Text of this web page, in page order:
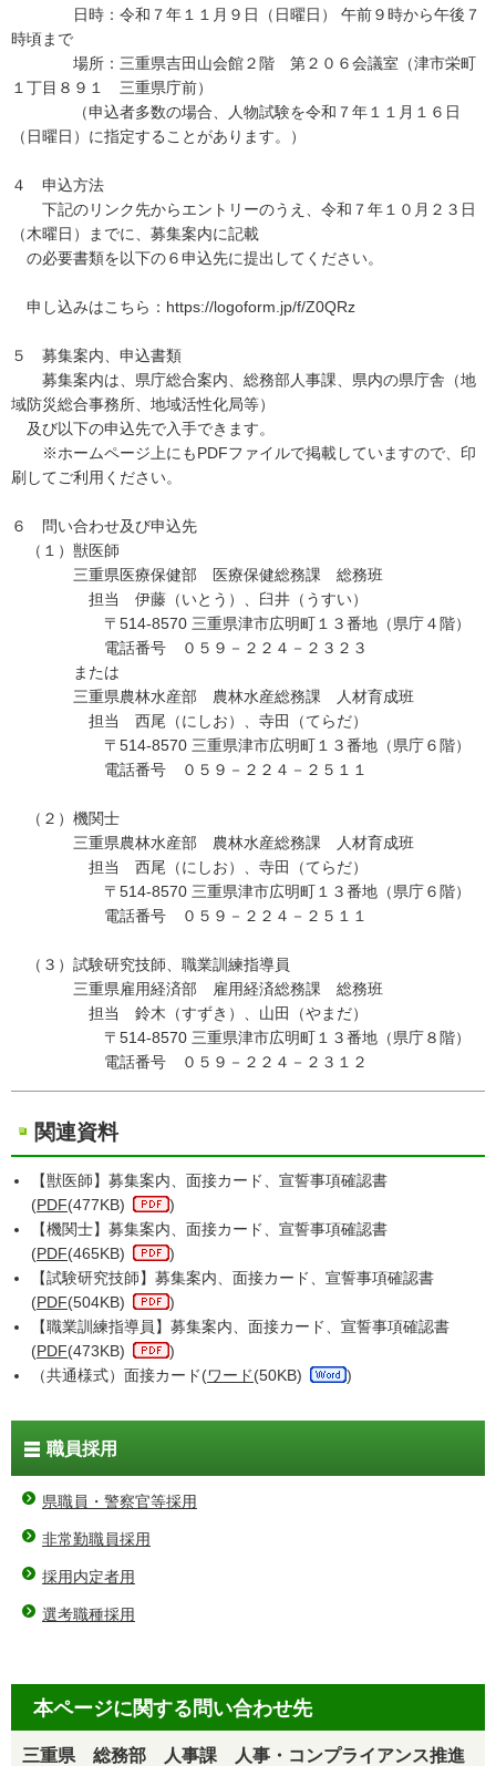
日時：令和７年１１月９日（日曜日） 午前９時から午後７
時頃まで
場所：三重県吉田山会館２階 第２０６会議室（津市栄町
１丁目８９１ 三重県庁前）
（申込者多数の場合、人物試験を令和７年１１月１６日
（日曜日）に指定することがあります。）
４ 申込方法
下記のリンク先からエントリーのうえ、令和７年１０月２３日
（木曜日）までに、募集案内に記載
の必要書類を以下の６申込先に提出してください。
申し込みはこちら：https://logoform.jp/f/Z0QRz
５ 募集案内、申込書類
募集案内は、県庁総合案内、総務部人事課、県内の県庁舎（地
域防災総合事務所、地域活性化局等）
及び以下の申込先で入手できます。
※ホームページ上にもPDFファイルで掲載していますので、印
刷してご利用ください。
６ 問い合わせ及び申込先
（１）獣医師
三重県医療保健部 医療保健総務課 総務班
担当 伊藤（いとう）、臼井（うすい）
〒514-8570 三重県津市広明町１３番地（県庁４階）
電話番号 ０５９－２２４－２３２３
または
三重県農林水産部 農林水産総務課 人材育成班
担当 西尾（にしお）、寺田（てらだ）
〒514-8570 三重県津市広明町１３番地（県庁６階）
電話番号 ０５９－２２４－２５１１
（２）機関士
三重県農林水産部 農林水産総務課 人材育成班
担当 西尾（にしお）、寺田（てらだ）
〒514-8570 三重県津市広明町１３番地（県庁６階）
電話番号 ０５９－２２４－２５１１
（３）試験研究技師、職業訓練指導員
三重県雇用経済部 雇用経済総務課 総務班
担当 鈴木（すずき）、山田（やまだ）
〒514-8570 三重県津市広明町１３番地（県庁８階）
電話番号 ０５９－２２４－２３１２
関連資料
【獣医師】募集案内、面接カード、宣誓事項確認書
(PDF(477KB)
)
【機関士】募集案内、面接カード、宣誓事項確認書
(PDF(465KB)
)
【試験研究技師】募集案内、面接カード、宣誓事項確認書
(PDF(504KB)
)
【職業訓練指導員】募集案内、面接カード、宣誓事項確認書
(PDF(473KB)
)
（共通様式）面接カード(ワード(50KB) )
職員採用
県職員・警察官等採用
非常勤職員採用
採用内定者用
選考職種採用
本ページに関する問い合わせ先
三重県 総務部 人事課 人事・コンプライアンス推進